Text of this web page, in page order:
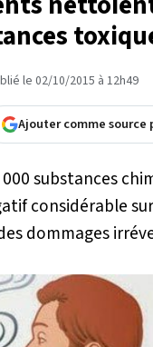
le 02/10/2015 à 12h49
Ajouter comme source
000 substances
considérable
dommages